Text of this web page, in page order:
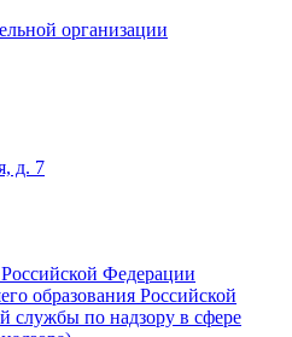
организации
д. 7
Федерации
образования Российской
службы по надзору в сфере